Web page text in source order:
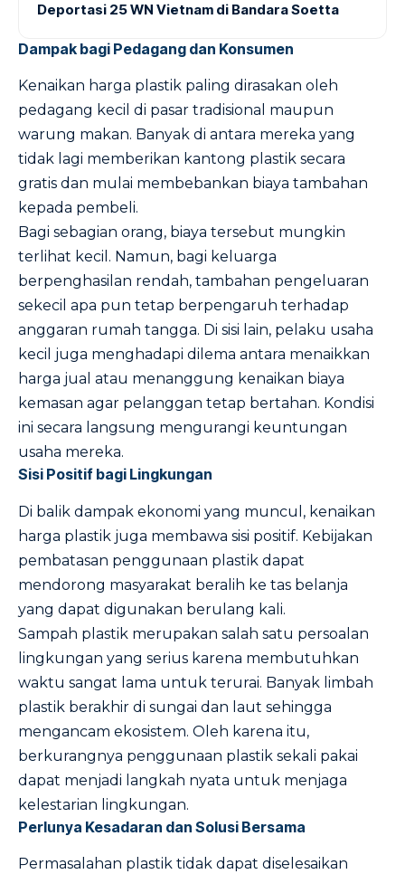
Deportasi 25 WN Vietnam di Bandara Soetta
Dampak bagi Pedagang dan Konsumen
Kenaikan harga plastik paling dirasakan oleh
pedagang kecil di pasar tradisional maupun
warung makan. Banyak di antara mereka yang
tidak lagi memberikan kantong plastik secara
gratis dan mulai membebankan biaya tambahan
kepada pembeli.
Bagi sebagian orang, biaya tersebut mungkin
terlihat kecil. Namun, bagi keluarga
berpenghasilan rendah, tambahan pengeluaran
sekecil apa pun tetap berpengaruh terhadap
anggaran rumah tangga. Di sisi lain, pelaku usaha
kecil juga menghadapi dilema antara menaikkan
harga jual atau menanggung kenaikan biaya
kemasan agar pelanggan tetap bertahan. Kondisi
ini secara langsung mengurangi keuntungan
usaha mereka.
Sisi Positif bagi Lingkungan
Di balik dampak ekonomi yang muncul, kenaikan
harga plastik juga membawa sisi positif. Kebijakan
pembatasan penggunaan plastik dapat
mendorong masyarakat beralih ke tas belanja
yang dapat digunakan berulang kali.
Sampah plastik merupakan salah satu persoalan
lingkungan yang serius karena membutuhkan
waktu sangat lama untuk terurai. Banyak limbah
plastik berakhir di sungai dan laut sehingga
mengancam ekosistem. Oleh karena itu,
berkurangnya penggunaan plastik sekali pakai
dapat menjadi langkah nyata untuk menjaga
kelestarian lingkungan.
Perlunya Kesadaran dan Solusi Bersama
Permasalahan plastik tidak dapat diselesaikan